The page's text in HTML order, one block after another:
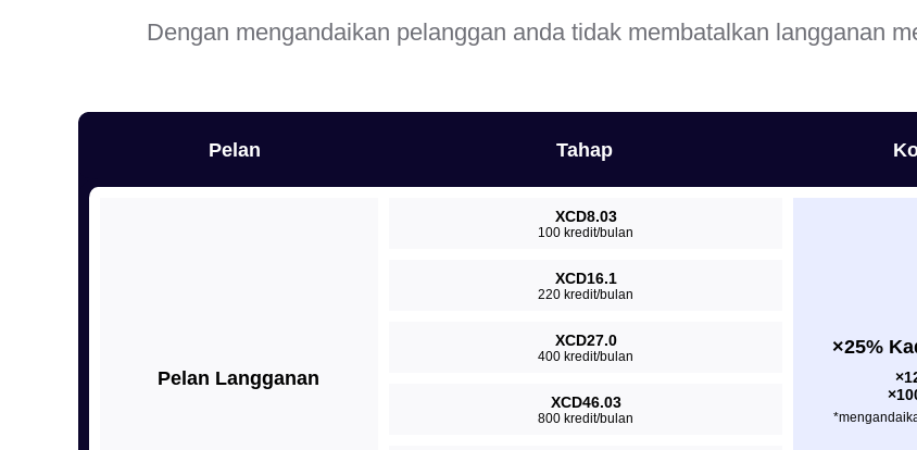
Dengan mengandaikan pelanggan anda tidak membatalkan langganan
Pelan Tahap
Pelan Langganan
XCD8.03
100 kredit/bulan
×25%
XCD16.1
220 kredit/bulan
XCD27.0
400 kredit/bulan
XCD46.03
800 kredit/bulan